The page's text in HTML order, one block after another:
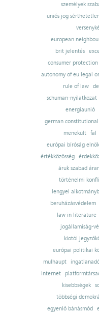
személyek
uniós jog
european
brit jelentés
consumer protection
autonomy of eu legal
rule of law
schuman-nyilatkozat
energiaunió
german
menekült
fal
európai bíróság
értékközösség
áruk szabad
történelmi
lengyel
beruházásvédelem
law in literature
jogállamiság-
kiotói
európai politikai
mulhaupt
internet
kisebbségek
többségi
egyenlő bánásmód